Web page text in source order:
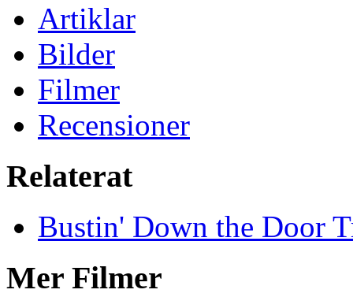
Artiklar
Bilder
Filmer
Recensioner
Relaterat
Bustin' Down the Door
Mer Filmer